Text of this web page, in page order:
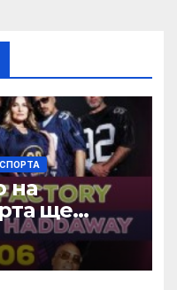
на
ще
със